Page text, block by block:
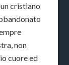
cristiano
non
cuore ed